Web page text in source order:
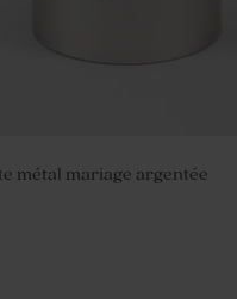
métal mariage argentée